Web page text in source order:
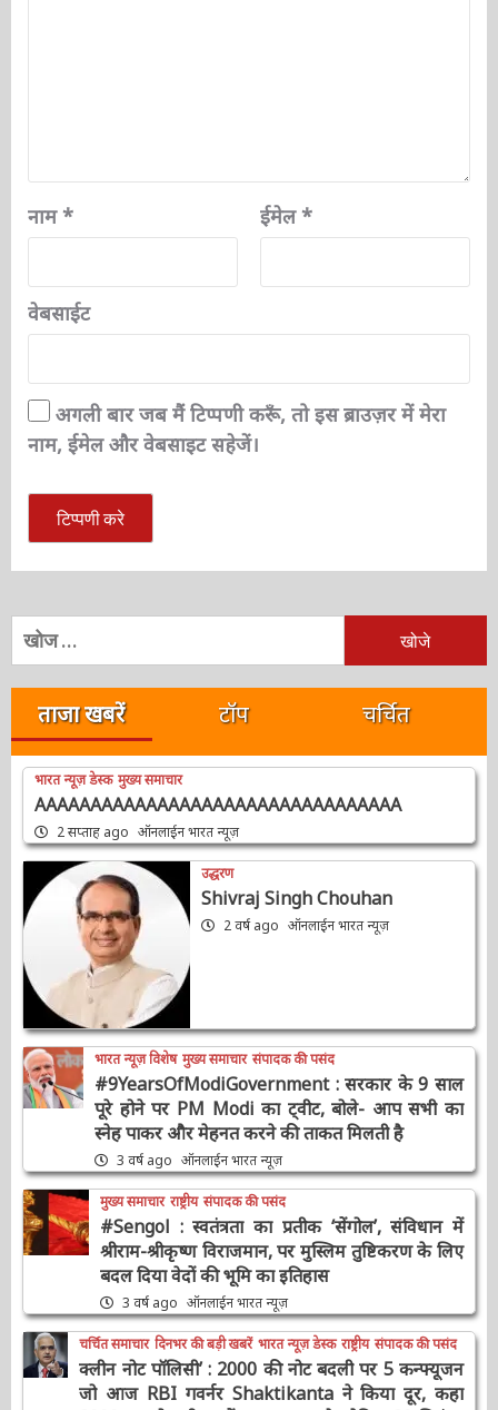
अगली बार जब मैं टिप्पणी करूँ, तो इस ब्राउज़र में मेरा
निम्न
को
खोजें:
ताजा खबरें टॉप चर्चित
भारत न्यूज़ डेस्क मुख्य समाचार
AAAAAAAAAAAAAAAAAAAAAAAAAAAAAAAAA
2 सप्ताह ago ऑनलाईन भारत न्यूज़
उद्धरण
Shivraj Singh Chouhan
भारत न्यूज़ विशेष मुख्य समाचार संपादक की पसंद
#9YearsOfModiGovernment : सरकार के 9
साल पूरे होने पर PM Modi का ट्वीट, बोले- आप सभी
का स्नेह पाकर और मेहनत करने की ताकत मिलती है
3 वर्ष ago ऑनलाईन भारत न्यूज़
मुख्य समाचार राष्ट्रीय संपादक की पसंद
#Sengol : स्वतंत्रता का प्रतीक ‘सेंगोल’, संविधान में
श्रीराम-श्रीकृष्ण विराजमान, पर मुस्लिम तुष्टिकरण के
लिए बदल दिया वेदों की भूमि का इतिहास
3 वर्ष ago ऑनलाईन भारत न्यूज़
चर्चित समाचार दिनभर की बड़ी खबरें भारत न्यूज़ डेस्क राष्ट्रीय
संपादक की पसंद